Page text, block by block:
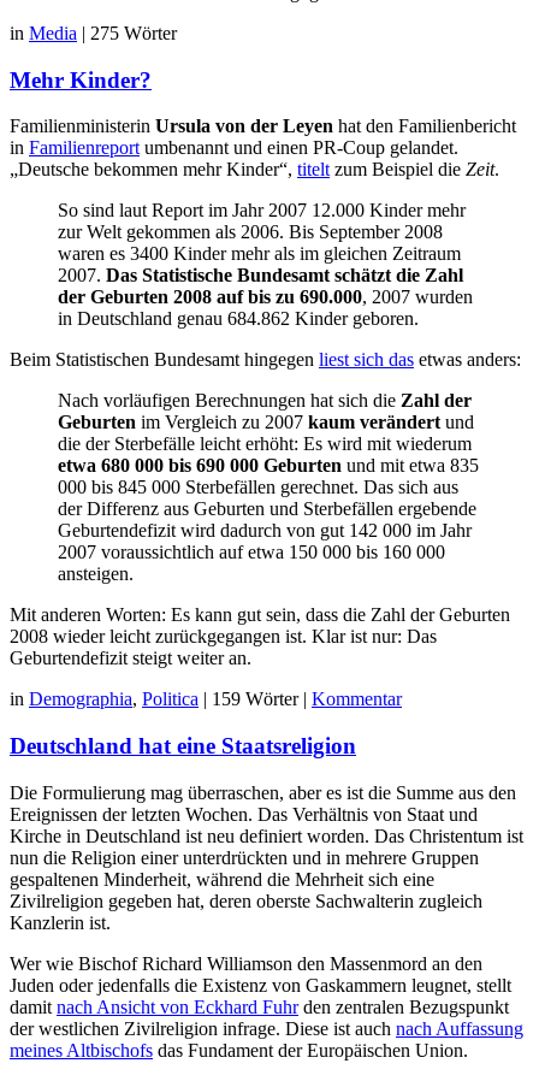
in Media | 275 Wörter
Mehr Kinder?
Familienministerin Ursula von der Leyen hat den Familienbericht
in Familienreport umbenannt und einen PR-Coup gelandet.
„Deutsche bekommen mehr Kinder“, titelt zum Beispiel die Zeit.
So sind laut Report im Jahr 2007 12.000 Kinder mehr
zur Welt gekommen als 2006. Bis September 2008
waren es 3400 Kinder mehr als im gleichen Zeitraum
2007. Das Statistische Bundesamt schätzt die Zahl
der Geburten 2008 auf bis zu 690.000, 2007 wurden
in Deutschland genau 684.862 Kinder geboren.
Beim Statistischen Bundesamt hingegen liest sich das etwas anders:
Nach vorläufigen Berechnungen hat sich die Zahl der
Geburten im Vergleich zu 2007 kaum verändert und
die der Sterbefälle leicht erhöht: Es wird mit wiederum
etwa 680 000 bis 690 000 Geburten und mit etwa 835
000 bis 845 000 Sterbefällen gerechnet. Das sich aus
der Differenz aus Geburten und Sterbefällen ergebende
Geburtendefizit wird dadurch von gut 142 000 im Jahr
2007 voraussichtlich auf etwa 150 000 bis 160 000
ansteigen.
Mit anderen Worten: Es kann gut sein, dass die Zahl der Geburten
2008 wieder leicht zurückgegangen ist. Klar ist nur: Das
Geburtendefizit steigt weiter an.
in Demographia, Politica | 159 Wörter | Kommentar
Deutschland hat eine Staatsreligion
Die Formulierung mag überraschen, aber es ist die Summe aus den
Ereignissen der letzten Wochen. Das Verhältnis von Staat und
Kirche in Deutschland ist neu definiert worden. Das Christentum ist
nun die Religion einer unterdrückten und in mehrere Gruppen
gespaltenen Minderheit, während die Mehrheit sich eine
Zivilreligion gegeben hat, deren oberste Sachwalterin zugleich
Kanzlerin ist.
Wer wie Bischof Richard Williamson den Massenmord an den
Juden oder jedenfalls die Existenz von Gaskammern leugnet, stellt
damit nach Ansicht von Eckhard Fuhrden zentralen Bezugspunkt
der westlichen Zivilreligion infrage. Diese ist auch nach Auffassung
meines Altbischofs das Fundament der Europäischen Union.